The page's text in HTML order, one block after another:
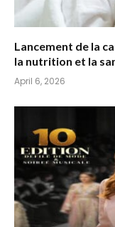
Lancement de la
la nutrition et la
April 6, 2026